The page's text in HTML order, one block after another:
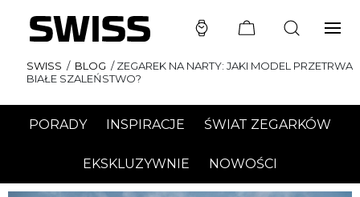
SWISS / BLOG /ZEGAREK NA NARTY: JAKI MODEL PRZETRWA
BIAŁE SZALEŃSTWO?
PORADY INSPIRACJE ŚWIAT ZEGARKÓW
EKSKLUZYWNIE NOWOŚCI